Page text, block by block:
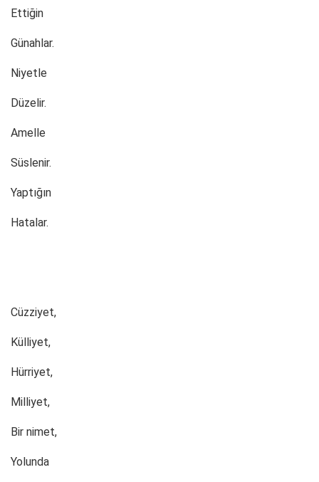
Ettiğin
Günahlar.
Niyetle
Düzelir.
Amelle
Süslenir.
Yaptığın
Hatalar.
Cüzziyet,
Külliyet,
Hürriyet,
Milliyet,
Bir nimet,
Yolunda